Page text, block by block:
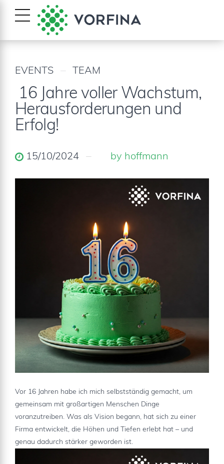
EVENTS TEAM
16 Jahre voller Wachstum,
Herausforderungen und
Erfolg!
15/10/2024 by hoffmann
Vor 16 Jahren habe ich mich selbstständig gemacht, um
gemeinsam mit großartigen Menschen Dinge
voranzutreiben. Was als Vision begann, hat sich zu einer
Firma entwickelt, die Höhen und Tiefen erlebt hat – und
genau dadurch stärker geworden ist.